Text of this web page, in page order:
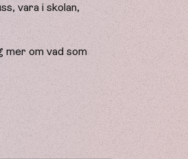
vara i skolan,
om vad som